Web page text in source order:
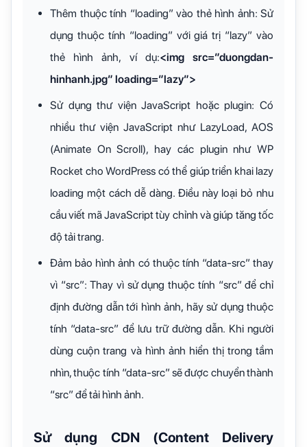
Thêm thuộc tính “loading” vào thẻ hình ảnh: Sử
dụng thuộc tính “loading” với giá trị “lazy” vào
thẻ hình ảnh, ví dụ:<img src=”duongdan-
hinhanh.jpg” loading=”lazy”>
Sử dụng thư viện JavaScript hoặc plugin: Có
nhiều thư viện JavaScript như LazyLoad, AOS
(Animate On Scroll), hay các plugin như WP
Rocket cho WordPress có thể giúp triển khai lazy
loading một cách dễ dàng. Điều này loại bỏ nhu
cầu viết mã JavaScript tùy chỉnh và giúp tăng tốc
độ tải trang.
Đảm bảo hình ảnh có thuộc tính “data-src” thay
vì “src”: Thay vì sử dụng thuộc tính “src” để chỉ
định đường dẫn tới hình ảnh, hãy sử dụng thuộc
tính “data-src” để lưu trữ đường dẫn. Khi người
dùng cuộn trang và hình ảnh hiển thị trong tầm
nhìn, thuộc tính “data-src” sẽ được chuyển thành
“src” để tải hình ảnh.
Sử dụng CDN (Content Delivery